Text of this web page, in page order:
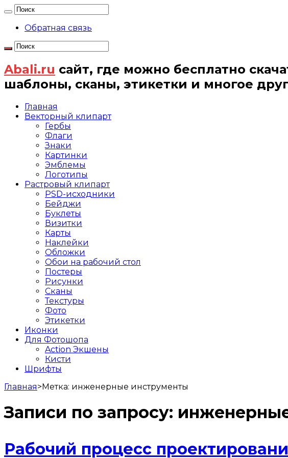
Обратная связь
Abali.ru сайт, где можно бесплатно
шаблоны, сканы, этикетки и многое
Главная
Векторный клипарт
Гербы
Флаги
Знаки
Картинки
Эмблемы
Логотипы
Растровый клипарт
PSD-исходники
Бейджи
Буклеты
Визитки
Карты
Наклейки
Обложки
Обои на рабочий стол
Постеры
Рисунки
Сканы
Текстуры
Фото
Этикетки
Иконки
Для Фотошопа
Action Экшены
Кисти
Шрифты
Главная>Метка: инженерные инструменты
Записи по запросу:
Рабочий процесс